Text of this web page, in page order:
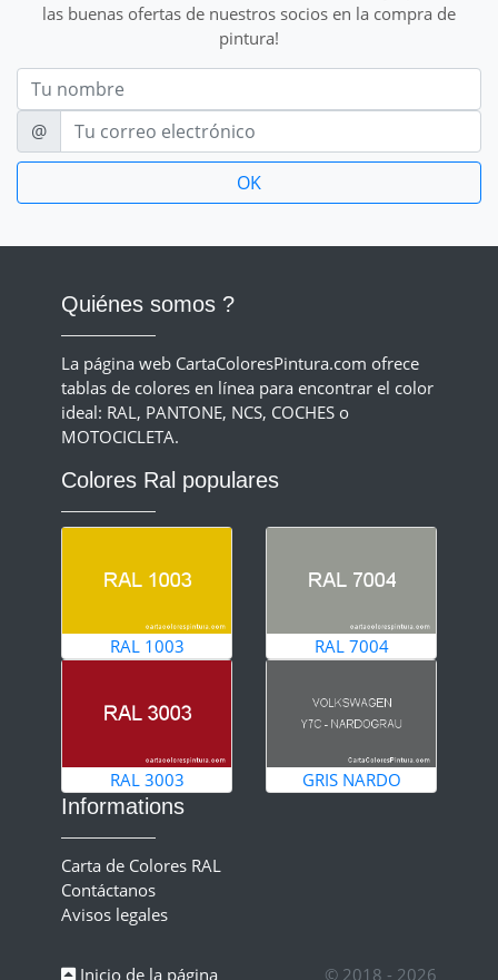
las buenas ofertas de nuestros socios en la compra de
pintura!
Nom
E-mail
@
Quiénes somos ?
La página web CartaColoresPintura.com ofrece
tablas de colores en línea para encontrar el color
ideal: RAL, PANTONE, NCS, COCHES o
MOTOCICLETA.
Colores Ral populares
RAL 1003 RAL 7004
RAL 3003 GRIS NARDO
Informations
Carta de Colores RAL
Contáctanos
Avisos legales
Inicio de la página © 2018 - 2026